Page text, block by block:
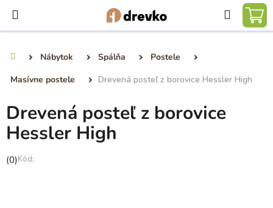
obsah
Hľadať
Nábytok Spálňa
Postele
Masívne postele
Drevená posteľ z borovice Hessler High
Drevená posteľ z borovice
Hessler High
Priemerné
(0)